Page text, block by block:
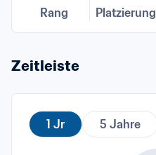
Rang
Platzierung
Zeitleiste
1 Jr 5 Jahre